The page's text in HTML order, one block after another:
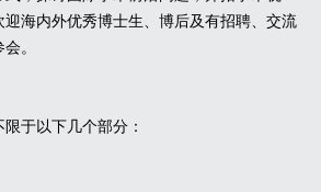
海内外优秀博士生、博后及有招聘、交流
。
于以下几个部分：